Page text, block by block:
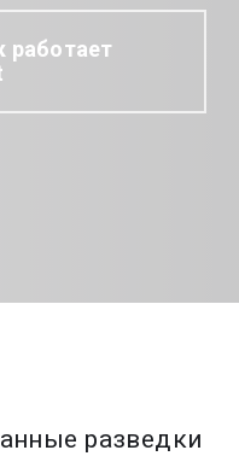
работает
разведки